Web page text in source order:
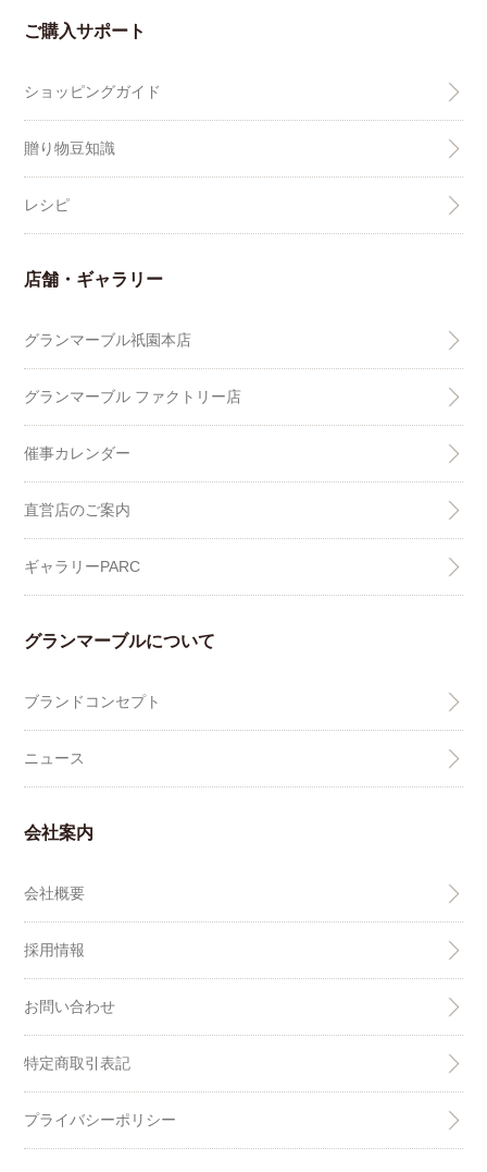
ご購入サポート
ショッピングガイド
贈り物豆知識
レシピ
店舗・ギャラリー
グランマーブル祇園本店
グランマーブル ファクトリー店
催事カレンダー
直営店のご案内
ギャラリーPARC
グランマーブルについて
ブランドコンセプト
ニュース
会社案内
会社概要
採用情報
お問い合わせ
特定商取引表記
プライバシーポリシー